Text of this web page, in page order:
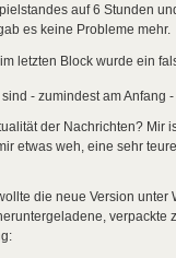
auf 6 Stunden
es keine Probleme mehr.
letzten Block wurde ein
- zumindest am Anfang -
der Nachrichten? Mir
etwas weh, eine sehr
die neue Version
verpackte